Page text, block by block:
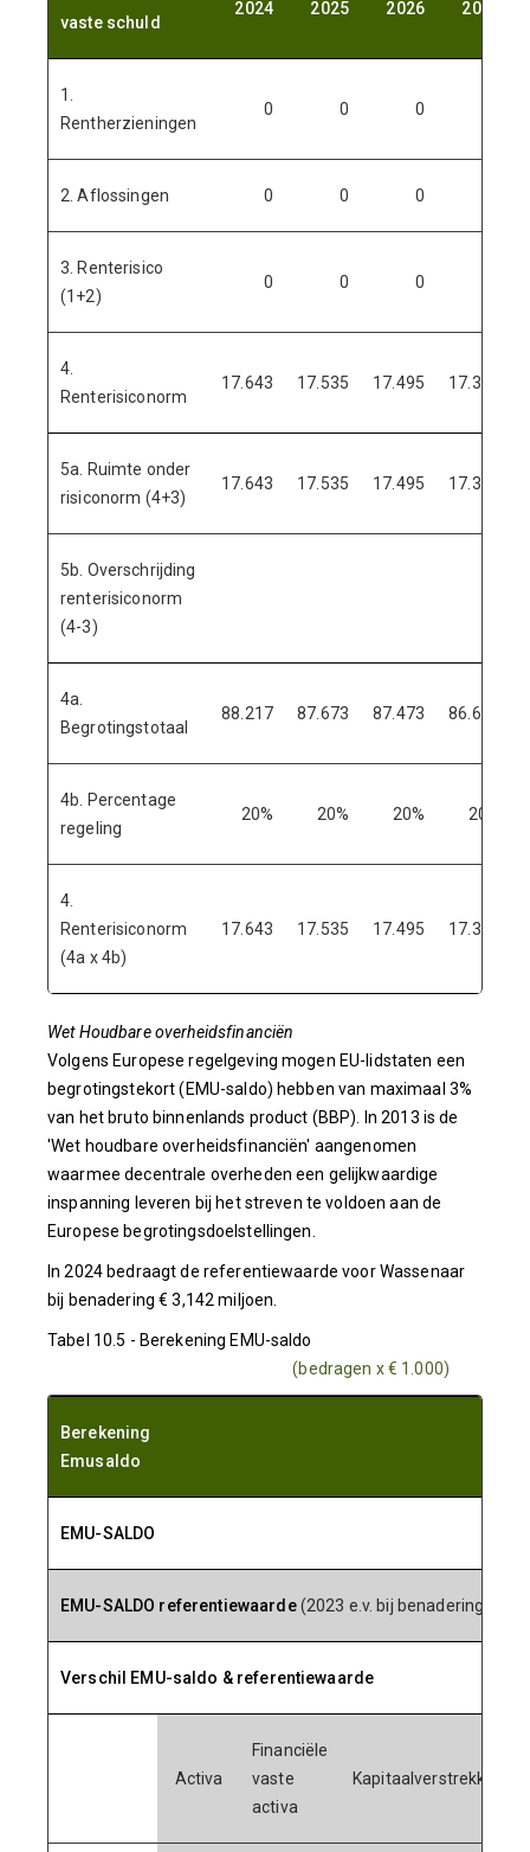
vaste schuld
2024 2025 2026 2027
1.
Rentherzieningen
0 0 0
2. Aflossingen 0 0 0
3. Renterisico
(1+2)
0 0 0
4.
Renterisiconorm
17.643 17.535 17.495 17.327
5a. Ruimte onder
risiconorm (4+3)
17.643 17.535 17.495 17.327
5b. Overschrijding
renterisiconorm
(4-3)
4a.
Begrotingstotaal
88.217 87.673 87.473 86.637
4b. Percentage
regeling
20% 20% 20% 20%
4.
Renterisiconorm
(4a x 4b)
17.643 17.535 17.495 17.327
Wet Houdbare overheidsfinanciën
Volgens Europese regelgeving mogen EU-lidstaten een
begrotingstekort (EMU-saldo) hebben van maximaal 3%
van het bruto binnenlands product (BBP). In 2013 is de
'Wet houdbare overheidsfinanciën' aangenomen
waarmee decentrale overheden een gelijkwaardige
inspanning leveren bij het streven te voldoen aan de
Europese begrotingsdoelstellingen.
In 2024 bedraagt de referentiewaarde voor Wassenaar
bij benadering € 3,142 miljoen.
Tabel 10.5 - Berekening EMU-saldo
(bedragen x € 1.000)
Berekening
Emusaldo
EMU-SALDO
EMU-SALDO referentiewaarde(2023 e.v. bij benadering)
Verschil EMU-saldo & referentiewaarde
Activa
Financiële
vaste
activa
Kapitaalverstrekkingen